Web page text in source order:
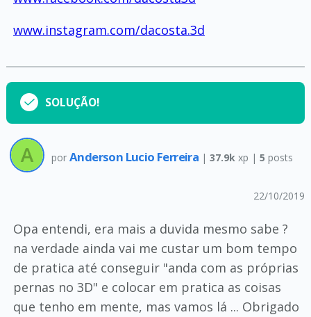
www.instagram.com/dacosta.3d
SOLUÇÃO!
por Anderson Lucio Ferreira | 37.9k xp | 5 posts
22/10/2019
Opa entendi, era mais a duvida mesmo sabe ?
na verdade ainda vai me custar um bom tempo
de pratica até conseguir "anda com as próprias
pernas no 3D" e colocar em pratica as coisas
que tenho em mente, mas vamos lá ... Obrigado